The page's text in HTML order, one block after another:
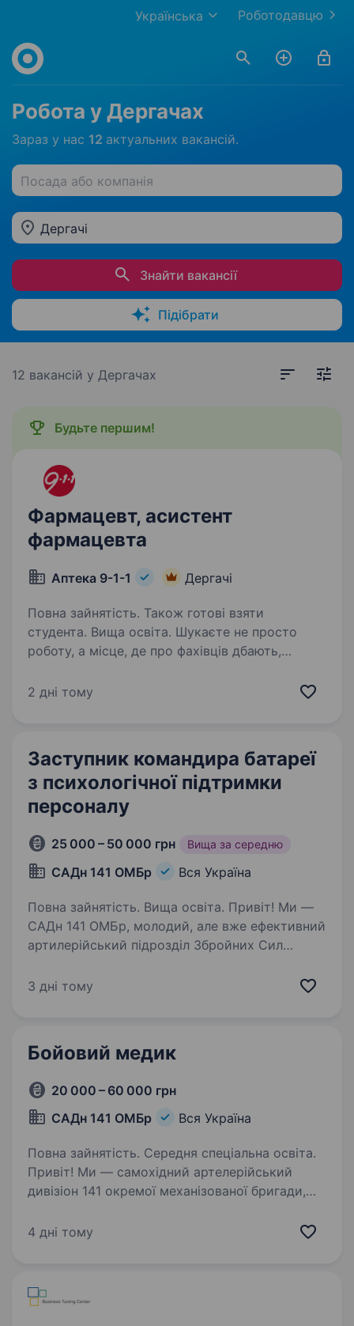
Роботодавцю
Українська
Робота у Дергачах
Зараз у нас 12 актуальних вакансій.
Посада або компанія
Дергачі
Знайти вакансії
Підібрати
12 вакансій у Дергачах
Будьте першим!
Фармацевт, асистент
фармацевта
Аптека 9-1-1 Дергачі
Повна зайнятість. Також готові взяти
студента. Вища освіта. Шукаєте не просто
роботу, а місце, де про фахівців дбають,
запрошуємо до команди аптечної мережі
2 дні тому
Заступник командира батареї
з психологічної підтримки
персоналу
25 000 – 50 000 грн Вища за середню
САДн 141 ОМБр Вся Україна
Повна зайнятість. Вища освіта. Привіт! Ми —
САДн 141 ОМБр, молодий, але вже ефективний
артилерійський підрозділ Збройних Сил
найсучаснішими методами, підтримуючи один
3 дні тому
Бойовий медик
20 000 – 60 000 грн
САДн 141 ОМБр
Вся Україна
Повна зайнятість. Середня спеціальна освіта.
Привіт! Ми — самохідний артелерійський
дивізіон 141 окремої механізованої бригади,
бореться за мир і безпеку України. Наше
4 дні тому